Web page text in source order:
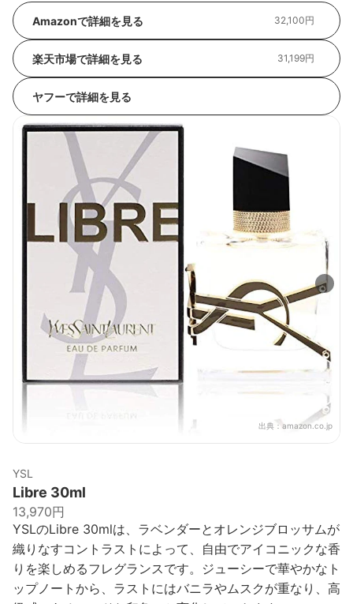
Amazonで詳細を見る 32,100円
楽天市場で詳細を見る 31,199円
ヤフーで詳細を見る
出典： amazon.co.jp
YSL
Libre 30ml
13,970円
YSLのLibre 30mlは、ラベンダーとオレンジブロッサムが
織りなすコントラストによって、自由でアイコニックな香
りを楽しめるフレグランスです。ジューシーで華やかなト
ップノートから、ラストにはバニラやムスクが重なり、高